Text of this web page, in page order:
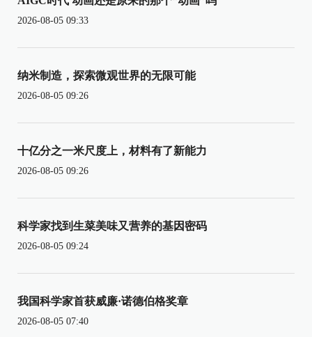
2026-08-05 09:33
纳米制造，探索微观世界的无限可能
2026-08-05 09:26
十亿分之一米尺度上，材料有了新能力
2026-08-05 09:26
科学家找到生菜美味又营养的基因密码
2026-08-05 09:24
我国科学家首获威廉·诺德伯格奖章
2026-08-05 07:40